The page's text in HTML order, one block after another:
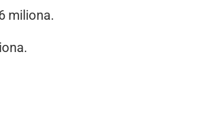
miliona.